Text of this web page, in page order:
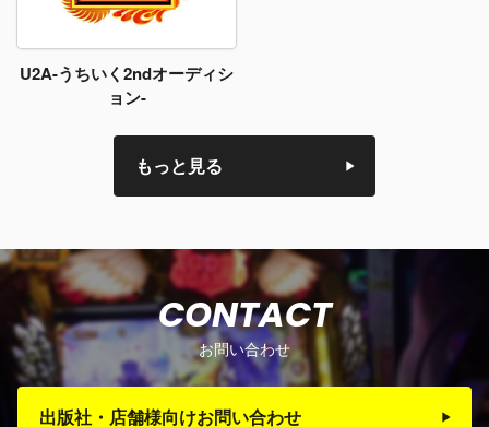
U2A-うちいく2ndオーディシ
ョン-
もっと見る
お問い合わせ
CONTACT
出版社・店舗様向けお問い合わせ